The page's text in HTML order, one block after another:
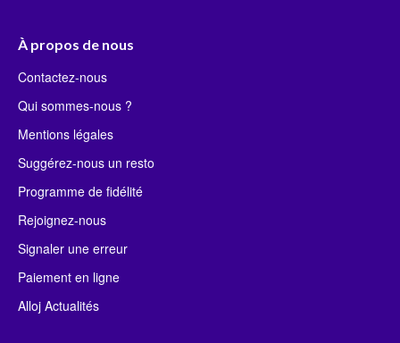
À propos de nous
Contactez-nous
Qui sommes-nous ?
Mentions légales
Suggérez-nous un resto
Programme de fidélité
Rejoignez-nous
Signaler une erreur
Paiement en ligne
Alloj Actualités